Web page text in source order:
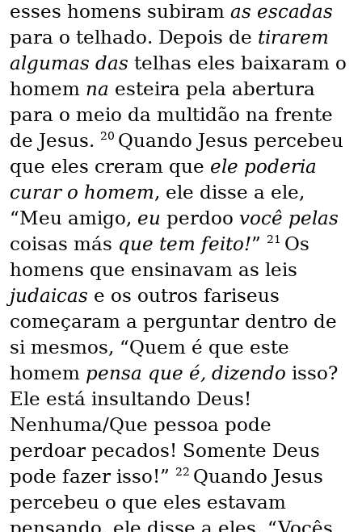
esses homens subiram as escadas
para o telhado. Depois de tirarem
algumas das telhas eles baixaram o
homem na esteira pela abertura
para o meio da multidão na frente
de Jesus. 20 Quando Jesus percebeu
que eles creram que ele poderia
curar o homem, ele disse a ele,
“Meu amigo, eu perdoo você pelas
coisas más que tem feito!” 21 Os
homens que ensinavam as leis
judaicas e os outros fariseus
começaram a perguntar dentro de
si mesmos, “Quem é que este
homem pensa que é, dizendo isso?
Ele está insultando Deus!
Nenhuma/Que pessoa pode
perdoar pecados! Somente Deus
pode fazer isso!”
22 Quando Jesus
percebeu o que eles estavam